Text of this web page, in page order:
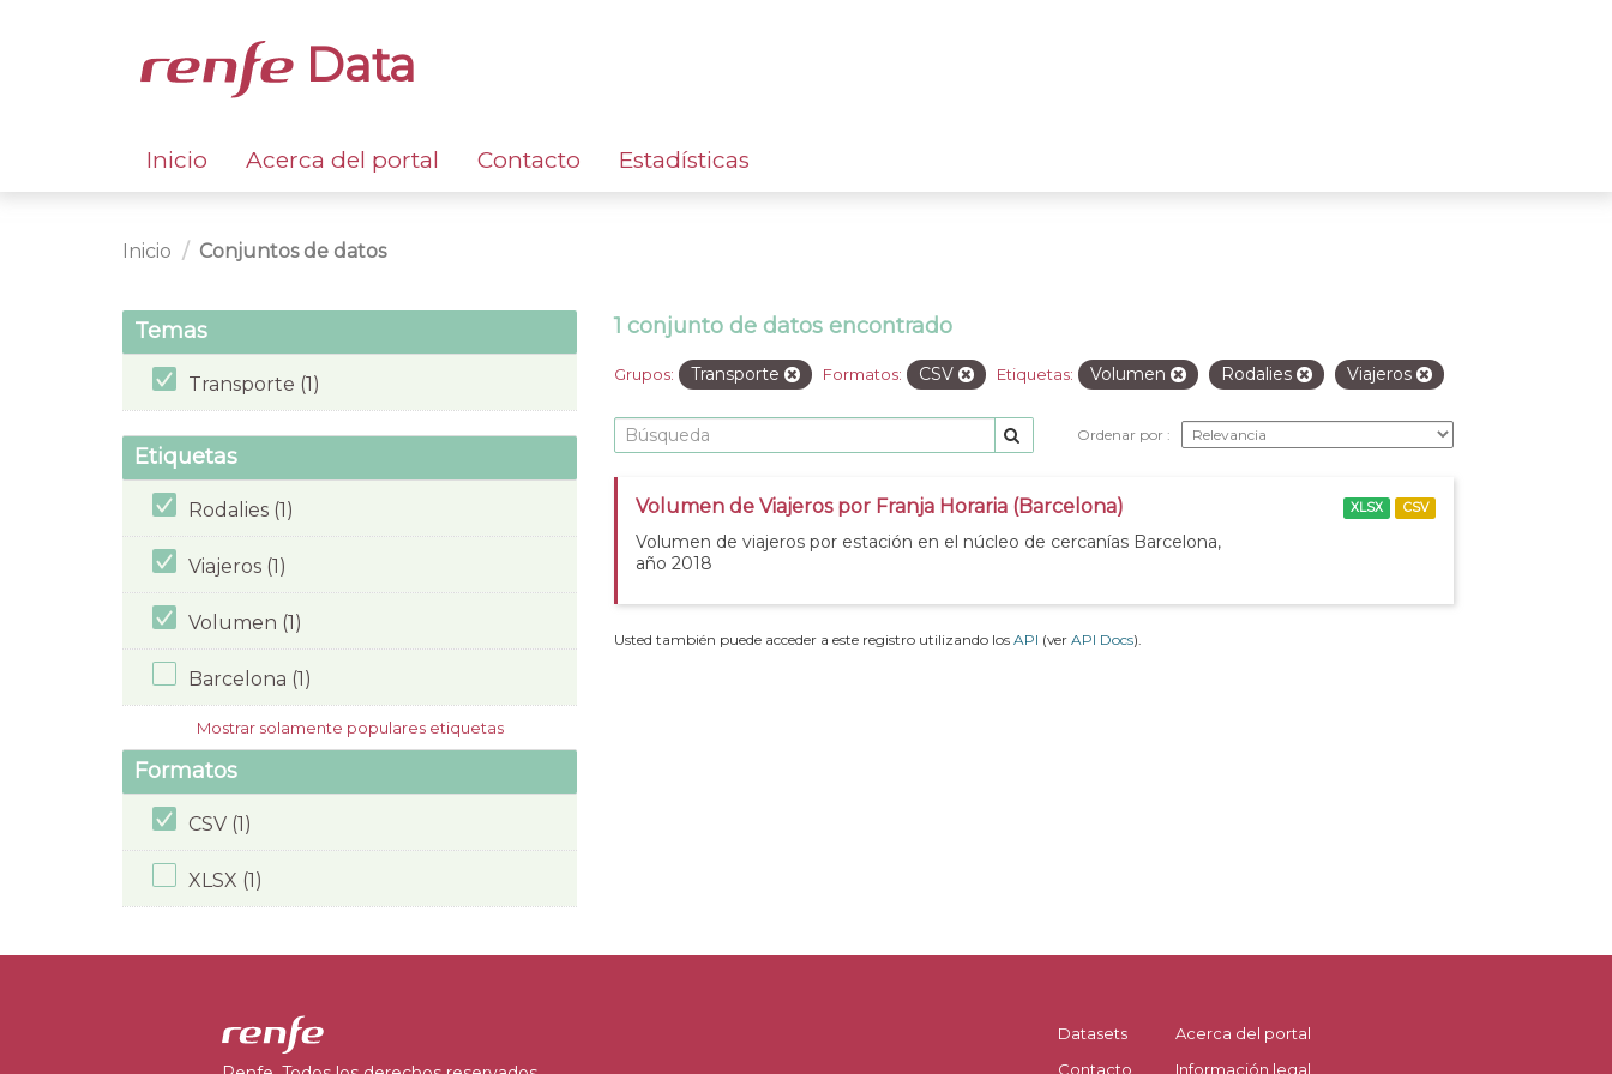
Data
Inicio Acerca del portal Contacto Estadísticas
Inicio Conjuntos de datos
Temas
Transporte (1)
Etiquetas
Rodalies (1)
Viajeros (1)
Volumen (1)
Barcelona (1)
Mostrar solamente populares etiquetas
Formatos
CSV (1)
XLSX (1)
1 conjunto de datos encontrado
Grupos: Transporte Formatos: CSV Etiquetas: Volumen Rodalies Viajeros
Ordenar por
Volumen de Viajeros por Franja Horaria (Barcelona)
Volumen de viajeros por estación en el núcleo de cercanías Barcelona,
año 2018
XLSX CSV
Usted también puede acceder a este registro utilizando los API (ver API Docs).
Datasets
Contacto
Acerca del portal
Información legal